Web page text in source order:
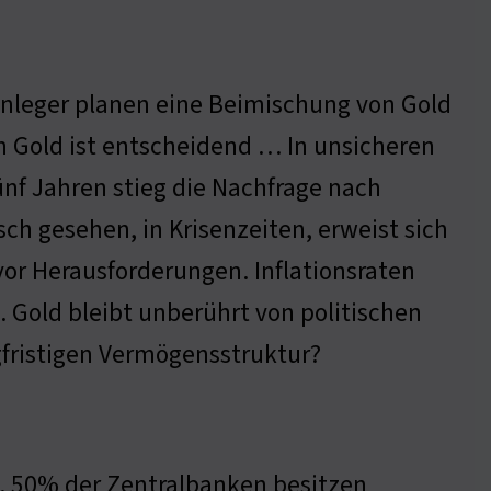
planen eine Beimischung von Gold
Gold ist entscheidend … In unsicheren
Jahren stieg die Nachfrage nach
gesehen, in Krisenzeiten, erweist sich
Herausforderungen. Inflationsraten
Gold bleibt unberührt von politischen
Vermögensstruktur?